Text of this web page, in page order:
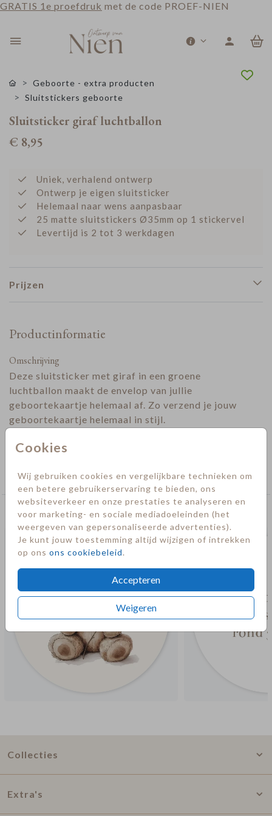
GRATIS 1e proefdruk met de code PROEF-NIEN
Cookies
Wij gebruiken cookies en vergelijkbare technieken om
een betere gebruikerservaring te bieden, ons
websiteverkeer en onze prestaties te analyseren en
voor marketing- en sociale mediadoeleinden (het
weergeven van gepersonaliseerde advertenties).
Je kunt jouw toestemming altijd wijzigen of intrekken
op ons ons cookiebeleid.
Accepteren
Weigeren
Geboorte - extra producten
Sluitstickers geboorte
Sluitsticker giraf luchtballon
€ 8,95
Uniek, verhalend ontwerp
Ontwerp je eigen sluitsticker
Helemaal naar wens aanpasbaar
25 matte sluitstickers Ø35mm op 1 stickervel
Levertijd is 2 tot 3 werkdagen
Prijzen
Productinformatie
Omschrijving
Deze sluitsticker met giraf in een groene
luchtballon maakt de envelop van jullie
geboortekaartje helemaal af. Zo verzend je jouw
geboortekaartje helemaal in stijl.
Designer
Sluitstickers geboorte
Deze kaarten vind je misschien ook leuk
Sluitsticker
Collecties
Extra's